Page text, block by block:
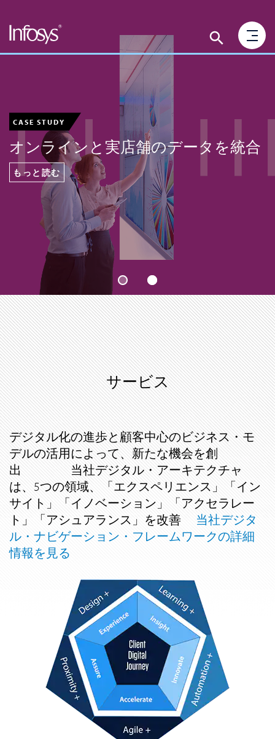
CASE STUDY
オンラインと実店舗のデータを統合
もっと読む
サービス
デジタル化の進歩と顧客中心のビジネス・モ
デルの活用によって、新たな機会を創
出 当社デジタル・アーキテクチャ
は、5つの領域、「エクスペリエンス」「イン
サイト」「イノベーション」「アクセラレー
ト」「アシュアランス」を改善 当社デジタ
ル・ナビゲーション・フレームワークの詳細
情報を見る